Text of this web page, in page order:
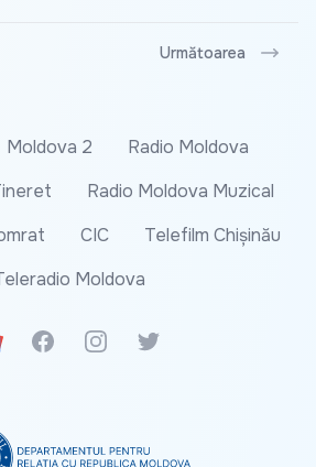
Următoarea
Moldova 2
Radio Moldova
Radio Moldova Muzical
CIC
Telefilm Chișinău
Moldova
News
FacebookInstagramTwitter